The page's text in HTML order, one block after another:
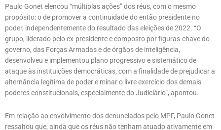
Paulo Gonet elencou “múltiplas ações” dos réus, com o mesmo
propósito: o de promover a continuidade do então presidente no
poder, independentemente do resultado das eleições de 2022. “O
grupo, liderado pelo ex-presidente e composto por figuras-chave do
governo, das Forças Armadas e de órgãos de inteligência,
desenvolveu e implementou plano progressivo e sistemático de
ataque às instituições democráticas, com a finalidade de prejudicar a
alternância legítima de poder e minar o livre exercício dos demais
poderes constitucionais, especialmente do Judiciário”, apontou.
Em relação ao envolvimento dos denunciados pelo MPF, Paulo Gonet
ressaltou que, ainda que os réus não tenham atuado ativamente em